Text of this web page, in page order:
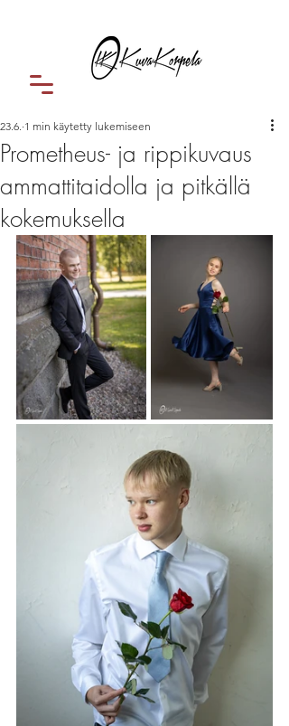
Prometheus- ja rippikuvaus
ammattitaidolla ja pitkällä
kokemuksella
23.6. 1 min käytetty lukemiseen